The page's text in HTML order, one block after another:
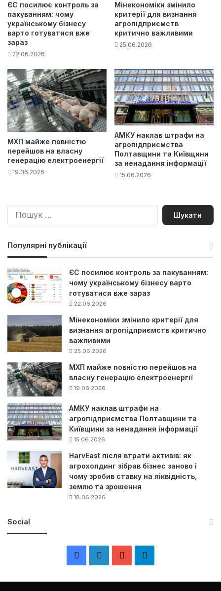
ЄС посилює контроль за
пакуванням: чому
українському бізнесу
варто готуватися вже
зараз
22.06.2026
Мінекономіки змінило
критерії для визнання
агропідприємств
критично важливими
25.06.2026
МХП майже повністю
перейшов на власну
генерацію електроенергії
19.06.2026
АМКУ наклав штрафи на
агропідприємства
Полтавщини та Київщини
за ненадання інформації
15.06.2026
П
Популярні публікації
ЄС посилює контроль за пакуванням:
чому українському бізнесу варто
готуватися вже зараз
22.06.2026
Мінекономіки змінило критерії для
визнання агропідприємств критично
важливими
25.06.2026
МХП майже повністю перейшов на
власну генерацію електроенергії
19.06.2026
АМКУ наклав штрафи на
агропідприємства Полтавщини та
Київщини за ненадання інформації
15.06.2026
HarvEast після втрати активів: як
агрохолдинг зібрав бізнес заново і
чому зробив ставку на ліквідність,
землю та зрошення
18.06.2026
Social